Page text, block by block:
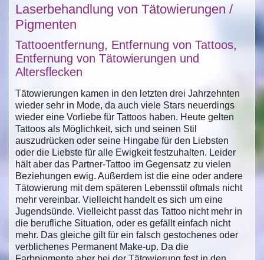
Laserbehandlung von Tätowierungen /
Pigmenten
Tattooentfernung, Entfernung von Tattoos,
Entfernung von Tätowierungen und
Altersflecken
Tätowierungen kamen in den letzten drei Jahrzehnten
wieder sehr in Mode, da auch viele Stars neuerdings
wieder eine Vorliebe für Tattoos haben. Heute gelten
Tattoos als Möglichkeit, sich und seinen Stil
auszudrücken oder seine Hingabe für den Liebsten
oder die Liebste für alle Ewigkeit festzuhalten. Leider
hält aber das Partner-Tattoo im Gegensatz zu vielen
Beziehungen ewig. Außerdem ist die eine oder andere
Tätowierung mit dem späteren Lebensstil oftmals nicht
mehr vereinbar. Vielleicht handelt es sich um eine
Jugendsünde. Vielleicht passt das Tattoo nicht mehr in
die berufliche Situation, oder es gefällt einfach nicht
mehr. Das gleiche gilt für ein falsch gestochenes oder
verblichenes Permanent Make-up. Da die